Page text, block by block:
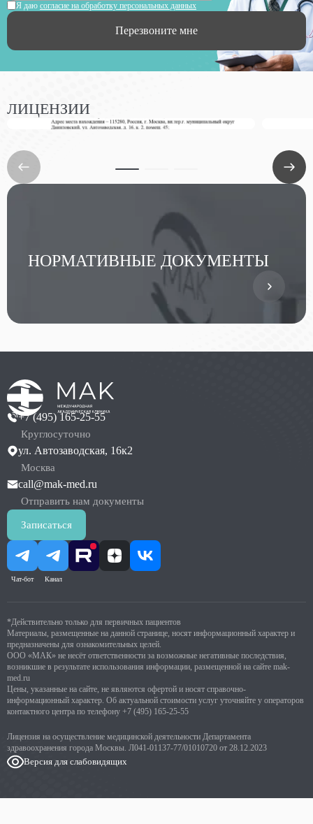
Я даю согласие на обработку персональных данных
Перезвоните мне
ЛИЦЕНЗИИ
НОРМАТИВНЫЕ ДОКУМЕНТЫ
Круглосуточно
+7 (495) 165-25-55
Москва
ул. Автозаводская, 16к2
Отправить нам документы
call@mak-med.ru
Чат-бот Канал
Записаться
*Действительно только для первичных пациентов
Материалы, размещенные на данной странице, носят информационный характер и
предназначены для ознакомительных целей.
ООО «МАК» не несёт ответственности за возможные негативные последствия,
возникшие в результате использования информации, размещенной на сайте mak-
med.ru
Цены, указанные на сайте, не являются офертой и носят справочно-
информационный характер. Об актуальной стоимости услуг уточняйте у операторов
контактного центра по телефону +7 (495) 165-25-55
Лицензия на осуществление медицинской деятельности Департамента
здравоохранения города Москвы. Л041-01137-77/01010720 от 28.12.2023
Версия для слабовидящих